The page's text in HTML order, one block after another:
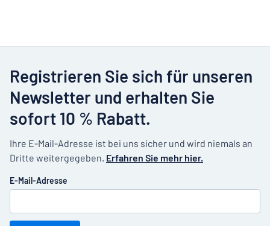
Registrieren Sie sich für unseren
Newsletter und erhalten Sie
sofort 10 % Rabatt.
Ihre E-Mail-Adresse ist bei uns sicher und wird niemals an
Dritte weitergegeben. Erfahren Sie mehr hier.
E-Mail-Adresse